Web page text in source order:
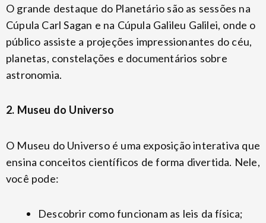
O grande destaque do Planetário são as sessões na
Cúpula Carl Sagan e na Cúpula Galileu Galilei, onde o
público assiste a projeções impressionantes do céu,
planetas, constelações e documentários sobre
astronomia.
2. Museu do Universo
O Museu do Universo é uma exposição interativa que
ensina conceitos científicos de forma divertida. Nele,
você pode:
Descobrir como funcionam as leis da física;